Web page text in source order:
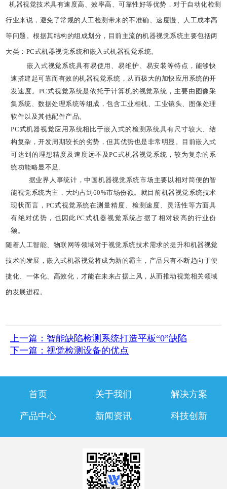
机器视觉技术具有速度高、效率高、可靠性好等优势，对于自动化检测
行业来说，避免了常规的人工检测带来的不准确、速度慢、人工成本高
等问题。根据其结构的组成划分，目前主流的机器视觉系统主要包括两
大类：PC式机器视觉系统和嵌入式机器视觉系统。
嵌入式视觉系统具有易使用、易维护、易安装等特点，能够快
速搭建起可靠而有效的机器视觉系统，从而极大的加快应用系统的开
发速度。PC式视觉系统是依托于计算机的视觉系统，主要由图像采
集系统、数据处理系统等组成，包含工业相机、工业镜头、图像处理
软件以及其他配件产品。
PC式机器视觉应用系统相比于嵌入式的检测系统具有尺寸较大、结
构复杂，开发周期较长的劣势，但其优势也是非常明显。目前嵌入式
可达到的理想精度及速度远不及PC式机器视觉系统，较为复杂的系
统功能略显不足.
据业界人事统计，中国机器视觉系统市场主要以相对简便的智
能视觉系统为主，大约占到60%市场份额。就目前机器视觉系统技术
现状而言，PC式视觉系统在测量精度、检测速度、灵活性等方面具
有绝对优势，也因此PC式机器视觉系统占据了相对较高的行业份
额。
随着人工智能、物联网等领域对于视觉系统技术需求的提升和机器视觉
技术的发展，嵌入式机器视觉将成为新的霸主，产品只有不断趋向于便
捷化、一体化、高效化，才能在未来占据上风，从而推动视觉相关领域
的发展进程。
上一篇：智能缺陷检测系统打造平板“0”缺陷
下一篇：视觉检测设备的优点
首页 关于我们 解决方案
产品中心 新闻资讯 科技创新